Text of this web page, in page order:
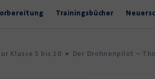
Trainingsbücher
Klasse 5 bis 10 » Der Drohnenpilot –